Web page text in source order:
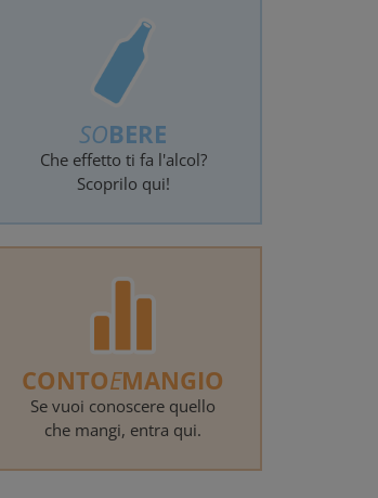
SOBERE
Che effetto ti fa l'alcol?
Scoprilo qui!
CONTOEMANGIO
Se vuoi conoscere quello
che mangi, entra qui.